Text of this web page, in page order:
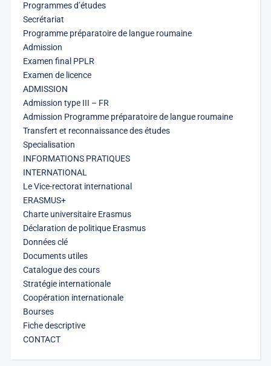
Programmes d’études
Secrétariat
Programme préparatoire de langue roumaine
Admission
Examen final PPLR
Examen de licence
ADMISSION
Admission type III – FR
Admission Programme préparatoire de langue roumaine
Transfert et reconnaissance des études
Specialisation
INFORMATIONS PRATIQUES
INTERNATIONAL
Le Vice-rectorat international
ERASMUS+
Charte universitaire Erasmus
Déclaration de politique Erasmus
Données clé
Documents utiles
Catalogue des cours
Stratégie internationale
Coopération internationale
Bourses
Fiche descriptive
CONTACT